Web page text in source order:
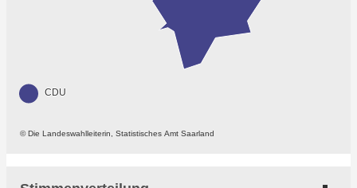
© Die Landeswahlleiterin, Statistisches Amt Saarland
CDU